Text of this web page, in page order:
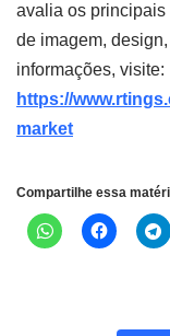
avalia os principais
de imagem,
informações, visite:
https://
market
Compartilhe essa